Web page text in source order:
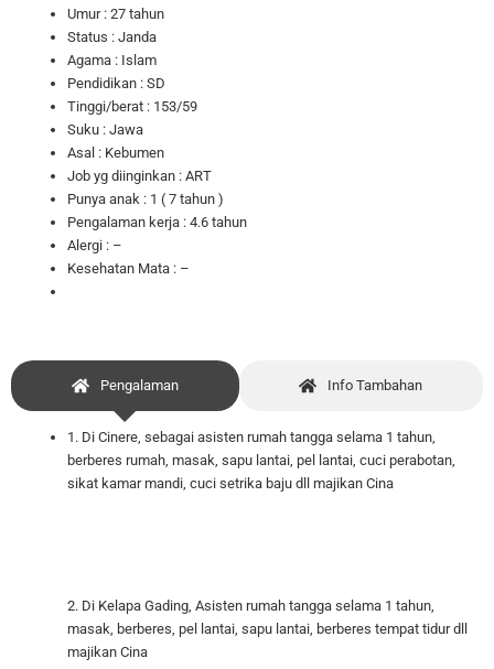
Umur : 27 tahun
Status : Janda
Agama : Islam
Pendidikan : SD
Tinggi/berat : 153/59
Suku : Jawa
Asal : Kebumen
Job yg diinginkan : ART
Punya anak : 1 ( 7 tahun )
Pengalaman kerja : 4.6 tahun
Alergi : –
Kesehatan Mata : –
Pengalaman Info Tambahan
1. Di Cinere, sebagai asisten rumah tangga selama 1 tahun,
berberes rumah, masak, sapu lantai, pel lantai, cuci perabotan,
sikat kamar mandi, cuci setrika baju dll majikan Cina
2. Di Kelapa Gading, Asisten rumah tangga selama 1 tahun,
masak, berberes, pel lantai, sapu lantai, berberes tempat tidur dll
majikan Cina